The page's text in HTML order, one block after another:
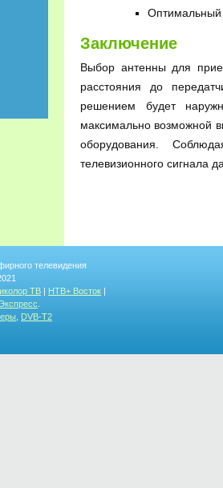
Оптимальный
Заключение
Выбор антенны для
расстояния до
решением будет
максимально возможной
оборудования.
телевизионного сигнала
телевидения
ТВ | НТВ+ Восток |
DVB-T2